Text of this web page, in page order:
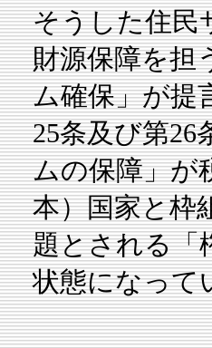
そうした住民
財源保障を担
ム確保」が提
25条及び第
ムの保障」が
本）国家と枠
題とされる「
状態になって